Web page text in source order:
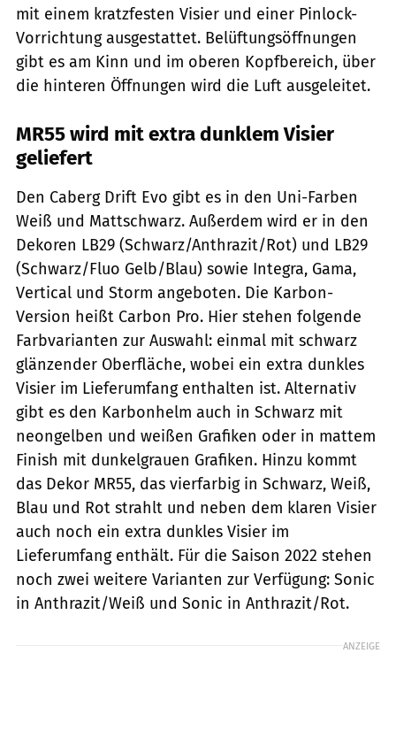
mit einem kratzfesten Visier und einer Pinlock-
Vorrichtung ausgestattet. Belüftungsöffnungen
gibt es am Kinn und im oberen Kopfbereich, über
die hinteren Öffnungen wird die Luft ausgeleitet.
MR55 wird mit extra dunklem Visier
geliefert
Den Caberg Drift Evo gibt es in den Uni-Farben
Weiß und Mattschwarz. Außerdem wird er in den
Dekoren LB29 (Schwarz/Anthrazit/Rot) und LB29
(Schwarz/Fluo Gelb/Blau) sowie Integra, Gama,
Vertical und Storm angeboten. Die Karbon-
Version heißt Carbon Pro. Hier stehen folgende
Farbvarianten zur Auswahl: einmal mit schwarz
glänzender Oberfläche, wobei ein extra dunkles
Visier im Lieferumfang enthalten ist. Alternativ
gibt es den Karbonhelm auch in Schwarz mit
neongelben und weißen Grafiken oder in mattem
Finish mit dunkelgrauen Grafiken. Hinzu kommt
das Dekor MR55, das vierfarbig in Schwarz, Weiß,
Blau und Rot strahlt und neben dem klaren Visier
auch noch ein extra dunkles Visier im
Lieferumfang enthält. Für die Saison 2022 stehen
noch zwei weitere Varianten zur Verfügung: Sonic
in Anthrazit/Weiß und Sonic in Anthrazit/Rot.
ANZEIGE